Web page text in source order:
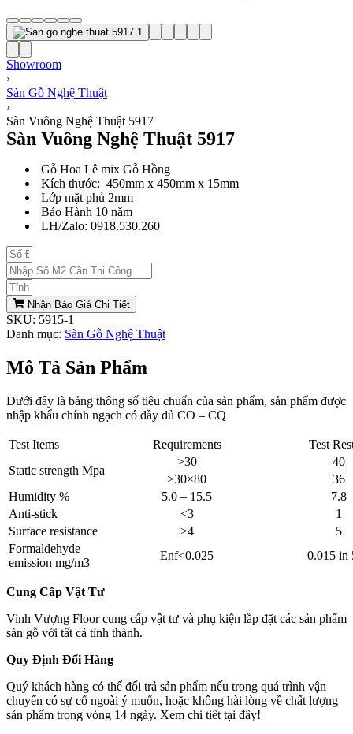
Showroom
›
Sàn Gỗ Nghệ Thuật
›
Sàn Vuông Nghệ Thuật 5917
Sàn Vuông Nghệ Thuật 5917
Gỗ Hoa Lê mix Gỗ Hồng
Kích thước: 450mm x 450mm x 15mm
Lớp mặt phủ 2mm
Bảo Hành 10 năm
LH/Zalo: 0918.530.260
Nhận Báo Giá Chi Tiết
SKU: 5915-1
Danh mục: Sàn Gỗ Nghệ Thuật
Mô Tả Sản Phẩm
Dưới đây là bảng thông số tiêu chuẩn của sản phẩm, sản phẩm được
nhập khẩu chính ngạch có đầy đủ CO – CQ
Test Items Requirements
Test
Static strength Mpa
>30
40
>30×80
36
Humidity %
5.0 – 15.5
7.8
Anti-stick
<3
1
Surface resistance
>4
5
Formaldehyde
emission mg/m3
Enf<0.025 0.015 in
Cung Cấp Vật Tư
Vinh Vượng Floor cung cấp vật tư và phụ kiện lắp đặt các sản phẩm
sàn gỗ với tất cả tỉnh thành.
Quy Định Đổi Hàng
Quý khách hàng có thể đổi trả sản phẩm nếu trong quá trình vận
chuyển có sự cố ngoài ý muốn, hoặc không hài lòng về chất lượng
sản phẩm trong vòng 14 ngày. Xem chi tiết tại đây!